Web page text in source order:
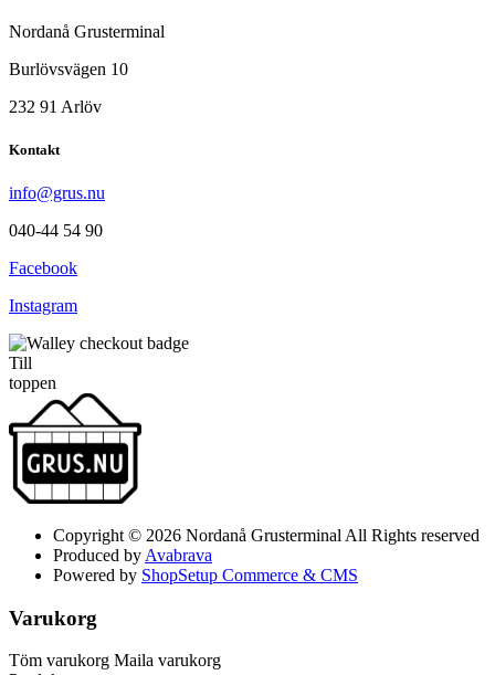
Nordanå Grusterminal
Burlövsvägen 10
232 91 Arlöv
Kontakt
info@grus.nu
040-44 54 90
Facebook
Instagram
Till
toppen
Copyright © 2026 Nordanå Grusterminal All Rights reserved
Produced by Avabrava
Powered by ShopSetup Commerce & CMS
Varukorg
Töm varukorg Maila varukorg